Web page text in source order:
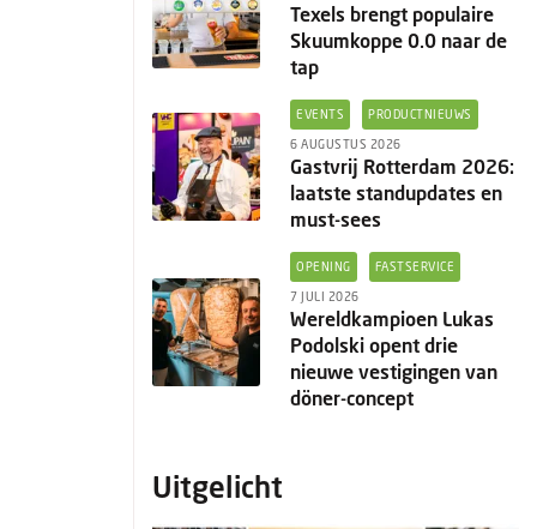
Texels brengt populaire
Skuumkoppe 0.0 naar de
tap
EVENTS PRODUCTNIEUWS
6 AUGUSTUS 2026
Gastvrij Rotterdam 2026:
laatste standupdates en
must-sees
OPENING FASTSERVICE
7 JULI 2026
Wereldkampioen Lukas
Podolski opent drie
nieuwe vestigingen van
döner-concept
Uitgelicht